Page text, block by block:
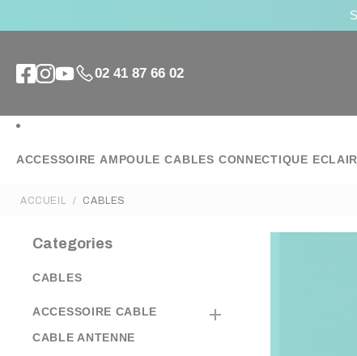
02 41 87 66 02
ACCESSOIRE AMPOULE CABLES CONNECTIQUE
ACCUEIL CABLES
Categories
CABLES
ACCESSOIRE CABLE 
CABLE ANTENNE